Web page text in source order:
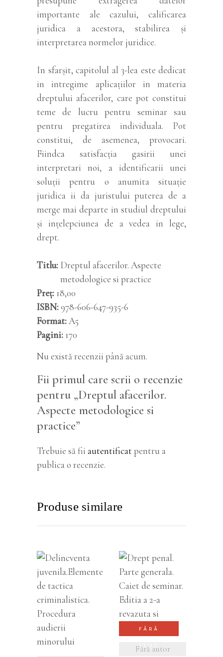
importante ale cazului, calificarea
juridica a acestora, stabilirea și
interpretarea normelor juridice.
In sfarșit, capitolul al 3-lea este dedicat
in intregime aplicațiilor in materia
dreptului afacerilor, care pot constitui
teme de lucru pentru seminar sau
pentru pregatirea individuala. Pot
constitui, de asemenea, provocari.
Fiindca satisfacția gasirii unei
interpretari noi, a identificarii unei
soluții pentru o anumita situație
juridica ii da juristului puterea de a
merge mai departe in studiul dreptului
și ințelepciunea de a vedea in lege,
drept.
Titlu Dreptul afacerilor. Aspecte
metodologice si practice
Preț 18,00
ISBN 978-606-647-935-6
Format A5
Pagini 170
Nu există recenzii până acum.
Fii primul care scrii o recenzie
pentru „Dreptul afacerilor.
Aspecte metodologice si
practice”
Trebuie să fii autentificat pentru a
publica o recenzie.
Produse similare
VEZI
DETALII
FĂRĂ
STOC
Fără autor
DETALII